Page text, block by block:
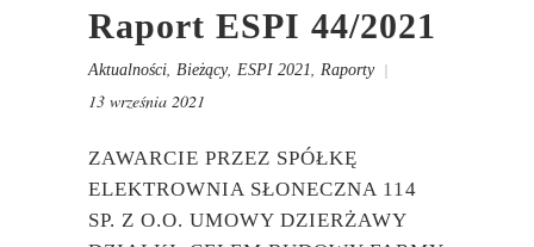
Raport ESPI 44/2021
Aktualności, Bieżący, ESPI 2021, Raporty
13 września 2021
ZAWARCIE PRZEZ SPÓŁKĘ
ELEKTROWNIA SŁONECZNA 114
SP. Z O.O. UMOWY DZIERŻAWY